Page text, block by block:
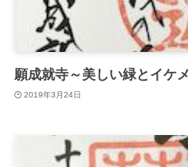
願成就寺～美しい緑とイケ
2019年3月24日